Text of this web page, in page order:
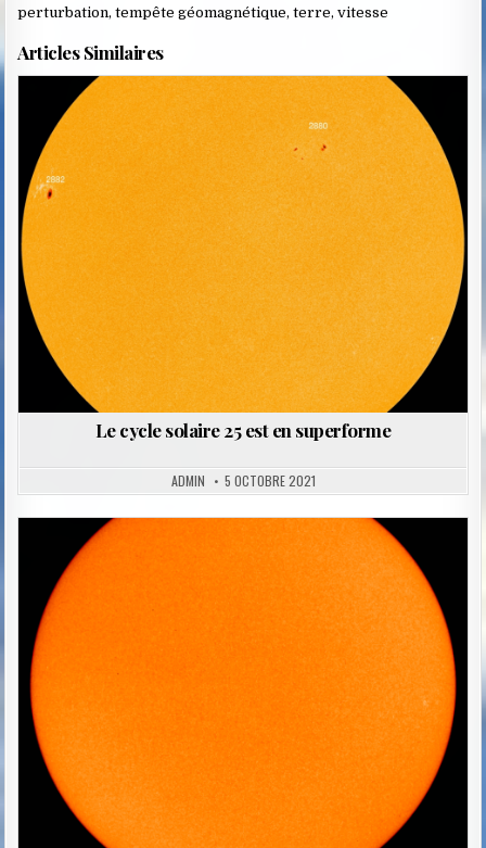
perturbation,tempête géomagnétique,terre,vitesse
Articles Similaires
Posted
in
Le cycle solaire 25 est en superforme
ADMIN 5 OCTOBRE 2021